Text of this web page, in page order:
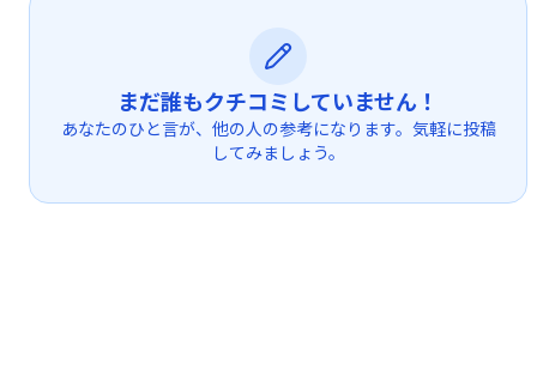
まだ誰もクチコミしていません！
あなたのひと言が、他の人の参考になります。気軽に投稿
してみましょう。